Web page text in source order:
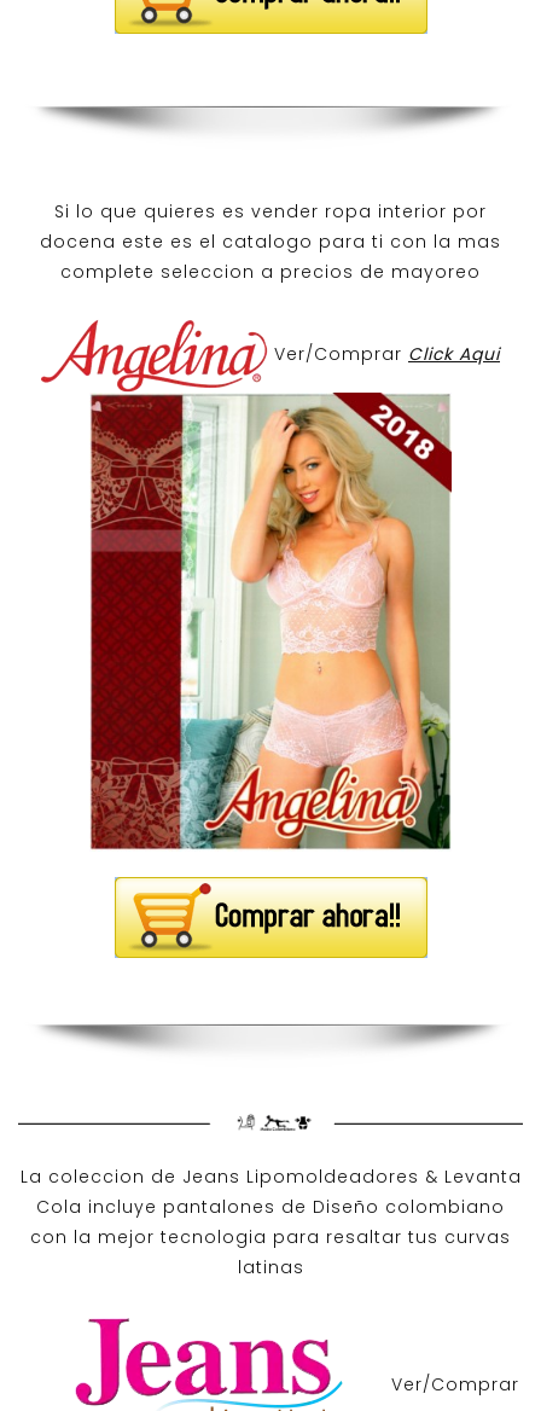
Si lo que quieres es vender ropa interior por
docena este es el catalogo para ti con la mas
complete seleccion a precios de mayoreo
Ver/Comprar Click Aqui
La coleccion de Jeans Lipomoldeadores & Levanta
Cola incluye pantalones de Diseño colombiano
con la mejor tecnologia para resaltar tus curvas
latinas
Ver/Comprar